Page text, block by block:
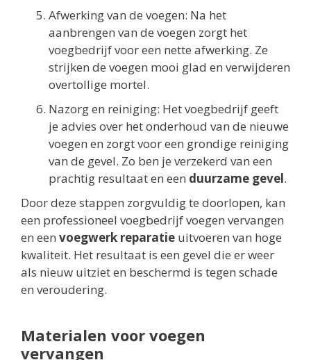
Afwerking van de voegen: Na het
aanbrengen van de voegen zorgt het
voegbedrijf voor een nette afwerking. Ze
strijken de voegen mooi glad en verwijderen
overtollige mortel.
Nazorg en reiniging: Het voegbedrijf geeft
je advies over het onderhoud van de nieuwe
voegen en zorgt voor een grondige reiniging
van de gevel. Zo ben je verzekerd van een
prachtig resultaat en een duurzame gevel.
Door deze stappen zorgvuldig te doorlopen, kan
een professioneel voegbedrijf voegen vervangen
en een voegwerk reparatie uitvoeren van hoge
kwaliteit. Het resultaat is een gevel die er weer
als nieuw uitziet en beschermd is tegen schade
en veroudering.
Materialen voor voegen
vervangen